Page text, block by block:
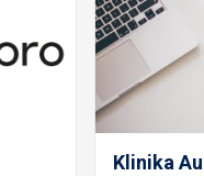
Klinika